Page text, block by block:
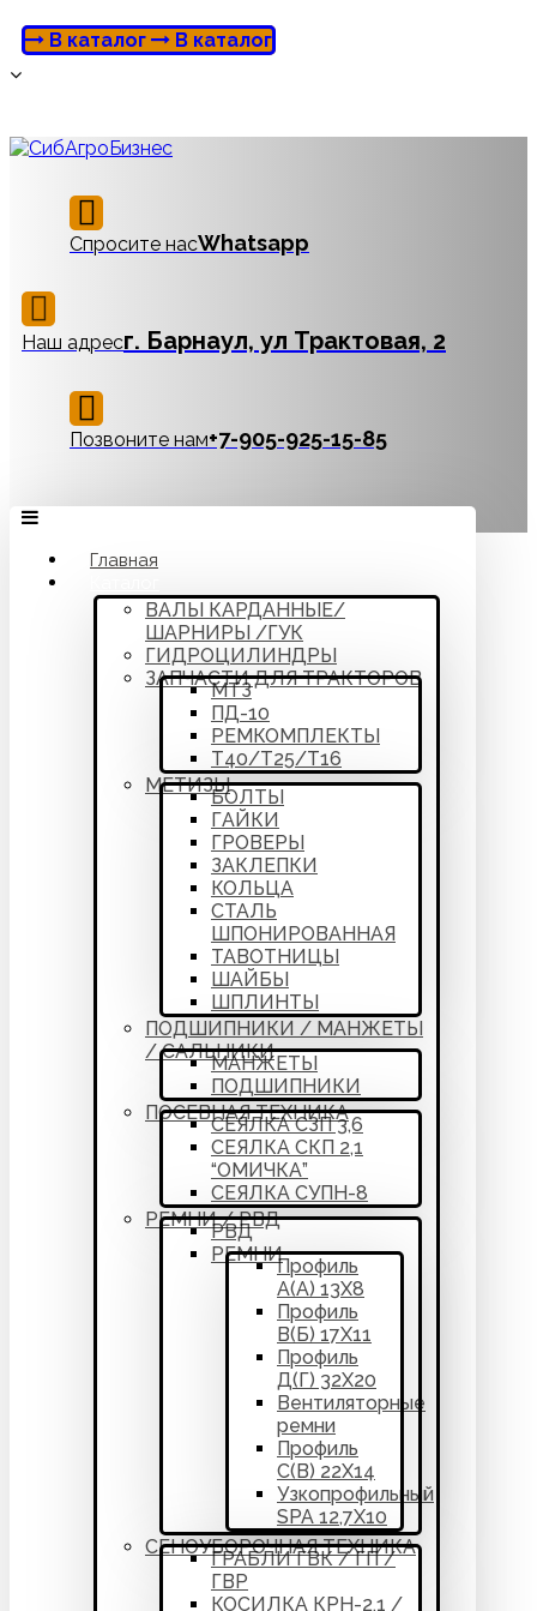
В каталог В каталог
Спросите насWhatsapp
Наш адресг. Барнаул, ул Трактовая, 2
Позвоните нам‪+7-905-925-15-85
Главная
ВАЛЫ КАРДАННЫЕ/
ШАРНИРЫ /ГУК
ГИДРОЦИЛИНДРЫ
ЗАПЧАСТИ ДЛЯ ТРАКТОРОВ
МТЗ
ПД-10
РЕМКОМПЛЕКТЫ
Т40/Т25/Т16
МЕТИЗЫ
БОЛТЫ
ГАЙКИ
ГРОВЕРЫ
ЗАКЛЕПКИ
КОЛЬЦА
СТАЛЬ
ШПОНИРОВАННАЯ
ТАВОТНИЦЫ
ШАЙБЫ
ШПЛИНТЫ
ПОДШИПНИКИ / МАНЖЕТЫ
/ САЛЬНИКИ
МАНЖЕТЫ
ПОДШИПНИКИ
ПОСЕВНАЯ ТЕХНИКА
СЕЯЛКА СЗП 3,6
СЕЯЛКА СКП 2,1
“ОМИЧКА”
СЕЯЛКА СУПН-8
РЕМНИ / РВД
РВД
РЕМНИ
Профиль
А(А) 13Х8
Профиль
В(Б) 17Х11
Профиль
Д(Г) 32Х20
Вентиляторные
ремни
Профиль
С(В) 22Х14
Узкопрофильный
SPA 12,7Х10
СЕНОУБОРОЧНАЯ ТЕХНИКА
ГРАБЛИ ГВК / ГП /
ГВР
КОСИЛКА КРН-2,1 /